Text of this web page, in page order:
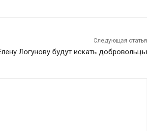
Следующая статья
Логунову будут искать добровольцы